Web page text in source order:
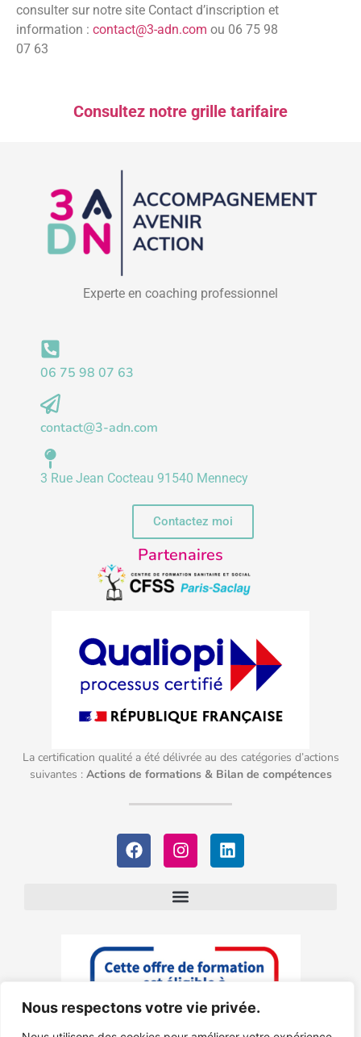
Nous respectons votre vie privée.
consulter sur notre site Contact d’inscription et
information : contact@3-adn.com ou 06 75 98
07 63
Consultez notre grille tarifaire
Experte en coaching professionnel
06 75 98 07 63
contact@3-adn.com
3 Rue Jean Cocteau 91540 Mennecy
Contactez moi
Partenaires
La certification qualité a été délivrée au des catégories d’actions
suivantes : Actions de formations & Bilan de compétences